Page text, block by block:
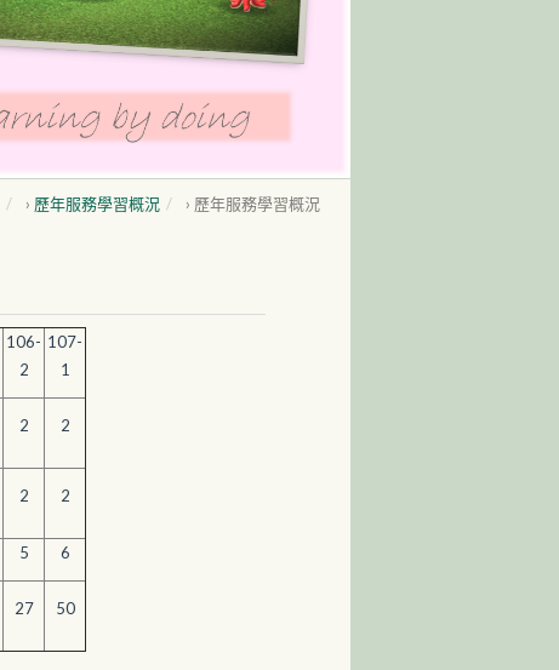
› 歷年服務學習概況 › 歷年服務學習概況
106-
2
107-
1
2 2
2 2
5 6
27 50